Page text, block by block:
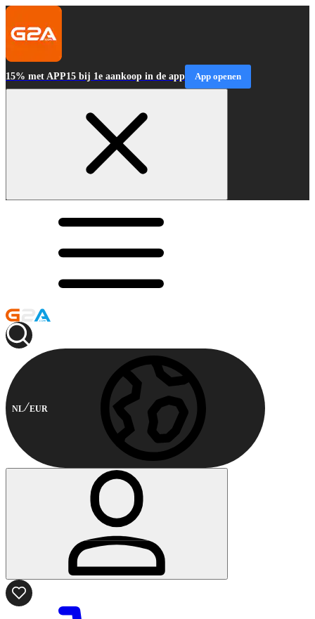
15% met APP15 bij 1e aankoop in de app App openen
NL EUR